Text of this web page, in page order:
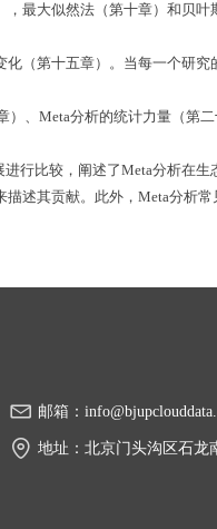
最大似然法（第十章）和贝
（第十五章）。当每一个研究
、Meta分析的统计力量（第
行比较，阐述了Meta分析在
述其贡献。此外，Meta分析常
邮箱：
地址： 北京门头沟区石龙